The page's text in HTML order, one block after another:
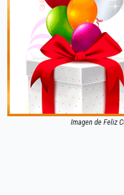
Imagen de Feliz